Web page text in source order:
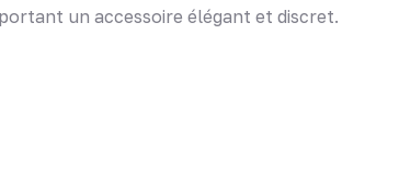
un accessoire élégant et discret.